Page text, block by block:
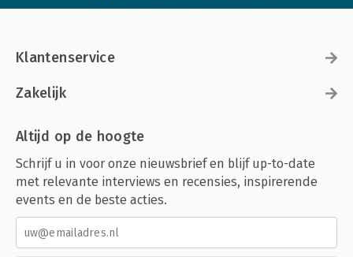
Klantenservice
Zakelijk
Altijd op de hoogte
Schrijf u in voor onze nieuwsbrief en blijf up-to-date
met relevante interviews en recensies, inspirerende
events en de beste acties.